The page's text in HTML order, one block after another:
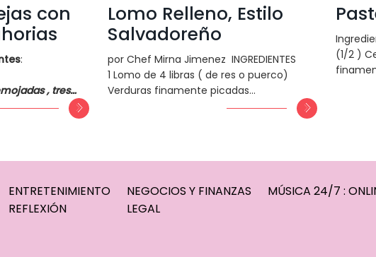
con
:
, tres…
Lomo Relleno, Estilo
Salvadoreño
por Chef Mirna Jimenez INGREDIENTES
1 Lomo de 4 libras ( de res o puerco)
Verduras finamente picadas…
(1/2 )
ENTRETENIMIENTO
REFLEXIÓN
NEGOCIOS Y FINANZAS
LEGAL
MÚSICA 24/7 :